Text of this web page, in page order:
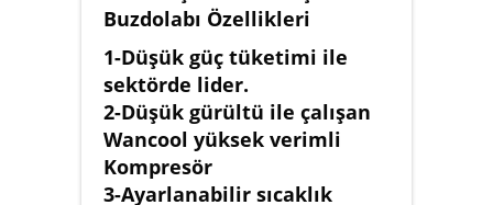
Buzdolabı Özellikleri
1-Düşük güç tüketimi ile
sektörde lider.
2-Düşük gürültü ile çalışan
Wancool yüksek verimli
Kompresör
3-Ayarlanabilir sıcaklık